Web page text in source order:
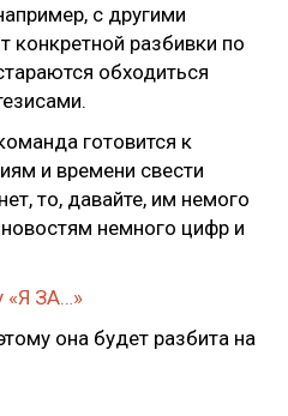
с другими
конкретной разбивки по
обходиться
готовится к
и времени свести
то, давайте, им немого
немного цифр и
«Я ЗА…»
она будет разбита на